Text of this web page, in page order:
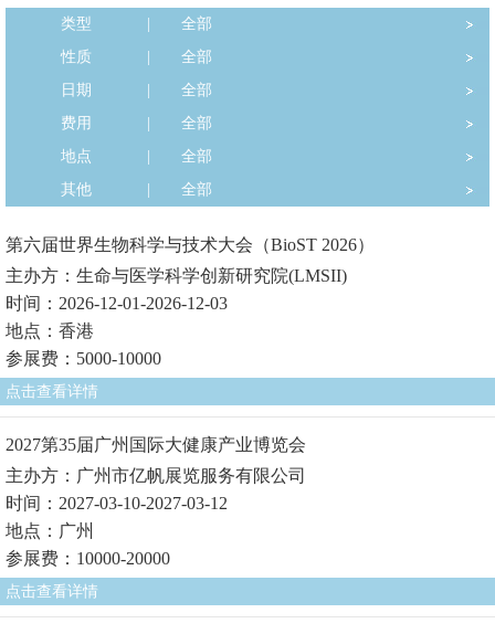
类型
全部
性质
全部
日期
全部
费用
全部
地点
全部
其他
全部
第六届世界生物科学与技术大会（BioST 2026）
主办方：生命与医学科学创新研究院(LMSII)
时间：2026-12-01-2026-12-03
地点：香港
参展费：5000-10000
点击查看详情
2027第35届广州国际大健康产业博览会
主办方：广州市亿帆展览服务有限公司
时间：2027-03-10-2027-03-12
地点：广州
参展费：10000-20000
点击查看详情